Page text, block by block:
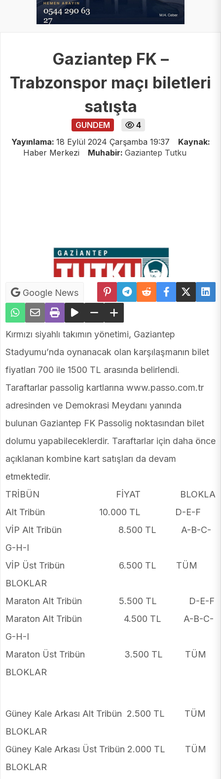
Gaziantep FK –
Trabzonspor maçı biletleri
satışta
GUNDEM
4
Yayınlama: 18 Eylül 2024 Çarşamba 19:37
Kaynak:
Haber Merkezi
Muhabir: Gaziantep Tutku
Google News
Kırmızı siyahlı takımın yönetimi, Gaziantep
Stadyumu’nda oynanacak olan karşılaşmanın bilet
fiyatları 700 ile 1500 TL arasında belirlendi.
Taraftarlar passolig kartlarına www.passo.com.tr
adresinden ve Demokrasi Meydanı yanında
bulunan Gaziantep FK Passolig noktasından bilet
dolumu yapabileceklerdir. Taraftarlar için daha önce
açıklanan kombine kart satışları da devam
etmektedir.
TRİBÜN FİYAT BLOKLAR
Alt Tribün 10.000 TL D-E-F
VİP Alt Tribün 8.500 TL A-B-C-
G-H-I
VİP Üst Tribün 6.500 TL TÜM
BLOKLAR
Maraton Alt Tribün 5.500 TL D-E-F
Maraton Alt Tribün 4.500 TL A-B-C-
G-H-I
Maraton Üst Tribün 3.500 TL TÜM
BLOKLAR
Güney Kale Arkası Alt Tribün 2.500 TL TÜM
BLOKLAR
Güney Kale Arkası Üst Tribün 2.000 TL TÜM
BLOKLAR